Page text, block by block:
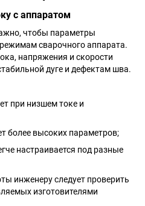
с аппаратом
чтобы параметры
сварочного аппарата.
напряжения и скорости
дуге и дефектам шва.
при низшем токе и
более высоких параметров;
настраивается под разные
инженеру следует проверить
изготовителями